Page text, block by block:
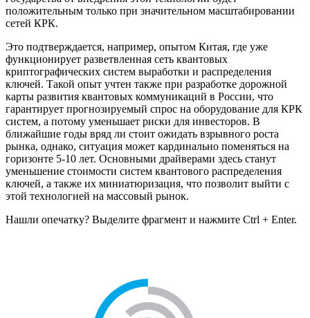
положительным только при значительном масштабировании
сетей КРК.
Это подтверждается, например, опытом Китая, где уже
функционирует разветвленная сеть квантовых
криптографических систем выработки и распределения
ключей. Такой опыт учтен также при разработке дорожной
карты развития квантовых коммуникаций в России, что
гарантирует прогнозируемый спрос на оборудование для КРК
систем, а потому уменьшает риски для инвесторов. В
ближайшие годы вряд ли стоит ожидать взрывного роста
рынка, однако, ситуация может кардинально поменяться на
горизонте 5-10 лет. Основными драйверами здесь станут
уменьшение стоимости систем квантового распределения
ключей, а также их миниатюризация, что позволит выйти с
этой технологией на массовый рынок.
Нашли опечатку? Выделите фрагмент и нажмите Ctrl + Enter.